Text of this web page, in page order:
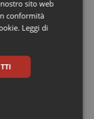
sito web
conformità
Leggi di